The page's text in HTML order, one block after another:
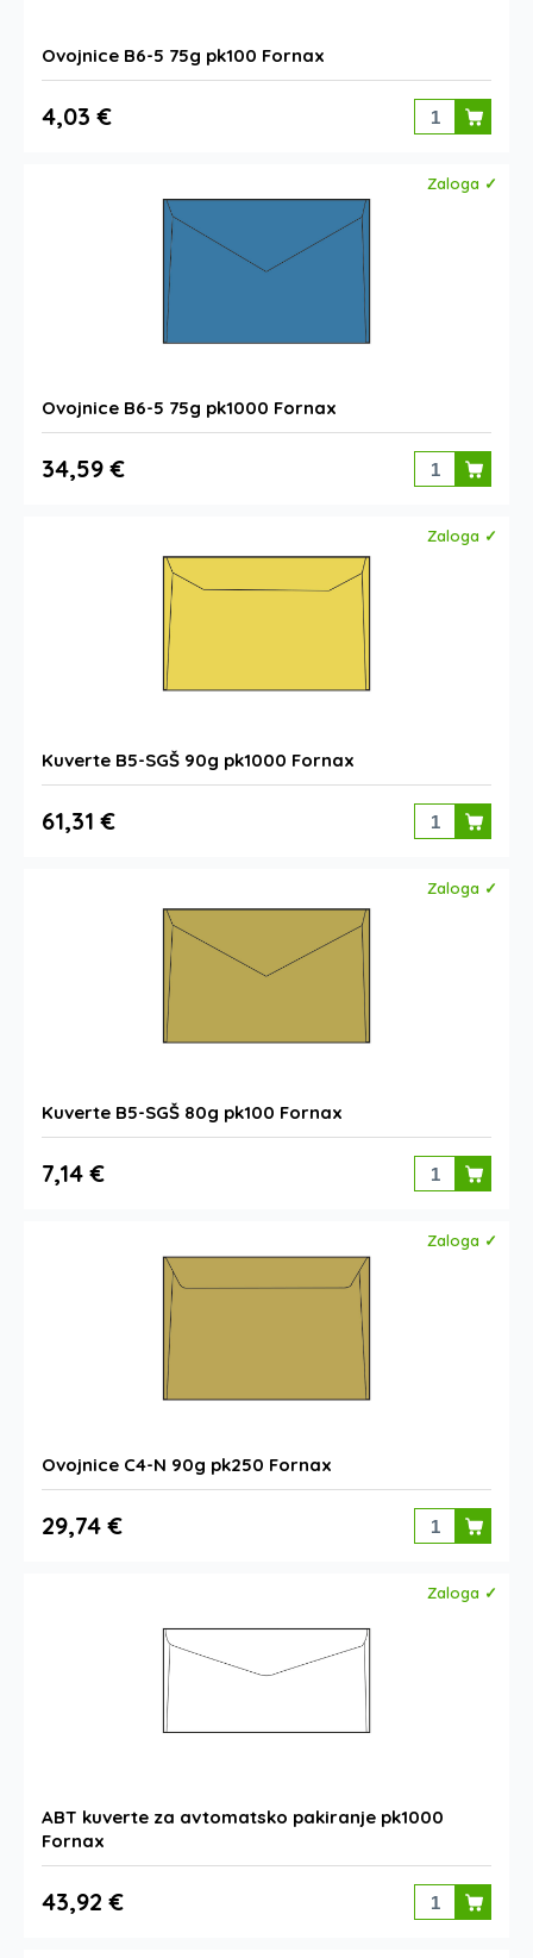
Ovojnice B6-5 75g pk100 Fornax
4,03 €
Zaloga ✓
Ovojnice B6-5 75g pk1000 Fornax
34,59 €
Zaloga ✓
Kuverte B5-SGŠ 90g pk1000 Fornax
61,31 €
Zaloga ✓
Kuverte B5-SGŠ 80g pk100 Fornax
7,14 €
Zaloga ✓
Ovojnice C4-N 90g pk250 Fornax
29,74 €
Zaloga ✓
ABT kuverte za avtomatsko pakiranje pk1000
Fornax
43,92 €